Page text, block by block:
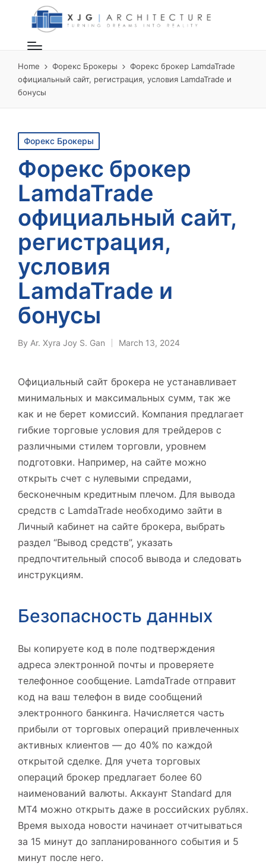
Home Форекс Брокеры
Форекс брокер LamdaTrade
официальный сайт, регистрация, условия LamdaTrade и
бонусы
Posted
in
Форекс Брокеры
Форекс брокер
LamdaTrade
официальный сайт,
регистрация,
условия
LamdaTrade и
бонусы
Posted
By Ar. Xyra Joy S. Gan March 13, 2024
Официальный сайт брокера не устанавливает
минимальных и максимальных сумм, так же
как и не берет комиссий. Компания предлагает
гибкие торговые условия для трейдеров с
различными стилем торговли, уровнем
подготовки. Например, на сайте можно
открыть счет с нулевыми спредами,
бесконечным кредитным плечом. Для вывода
средств с LamdaTrade необходимо зайти в
Личный кабинет на сайте брокера, выбрать
раздел “Вывод средств”, указать
предпочтительный способ вывода и следовать
инструкциям.
Безопасность данных
Вы копируете код в поле подтверждения
адреса электронной почты и проверяете
телефонное сообщение. LamdaTrade отправит
код на ваш телефон в виде сообщений
электронного банкинга. Начисляется часть
прибыли от торговых операций привлеченных
активных клиентов — до 40% по каждой
открытой сделке. Для учета торговых
операций брокер предлагает более 60
наименований валюты. Аккаунт Standard для
МТ4 можно открыть даже в российских рублях.
Время выхода новости начинает отчитываться
за 15 минут до запланированного события и 5
минут после него.